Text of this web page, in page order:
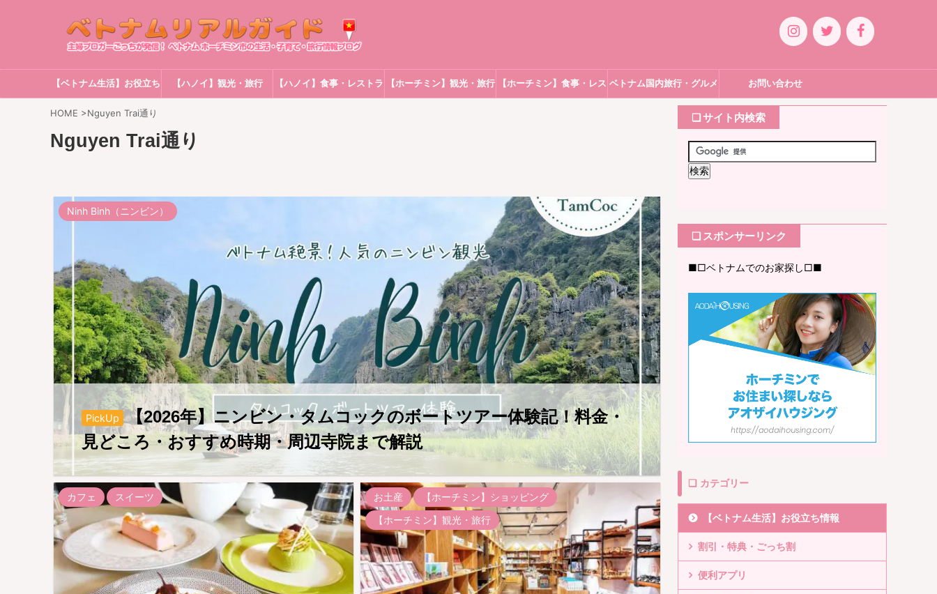
【ベトナム生活】お役立ち
情報
【ハノイ】観光・旅行 【ハノイ】食事・レストラ 【ホーチミン】観光・旅行 【ホーチミン】食事・レス ベトナム国内旅行・グルメ お問い合わせ
HOME >Nguyen Trai通り
Nguyen Trai通り
Ninh Binh（ニンビン）
PickUp
【2026年】ニンビン・タムコックのボートツアー体験記！料金・
見どころ・おすすめ時期・周辺寺院まで解説
カフェ スイーツ お土産
【ホーチミン】ショッピング
【ホーチミン】観光・旅行
❏ サイト内検索
❏ スポンサーリンク
■□ベトナムでのお家探し□■
❏ カテゴリー
【ベトナム生活】お役立ち情報
割引・特典・ごっち割
便利アプリ